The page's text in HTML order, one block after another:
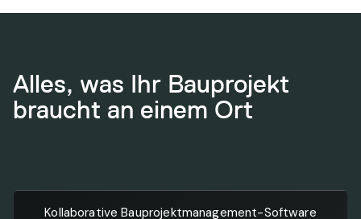
Alles, was Ihr Bauprojekt
braucht an einem Ort
Kollaborative Bauprojektmanagement-Software